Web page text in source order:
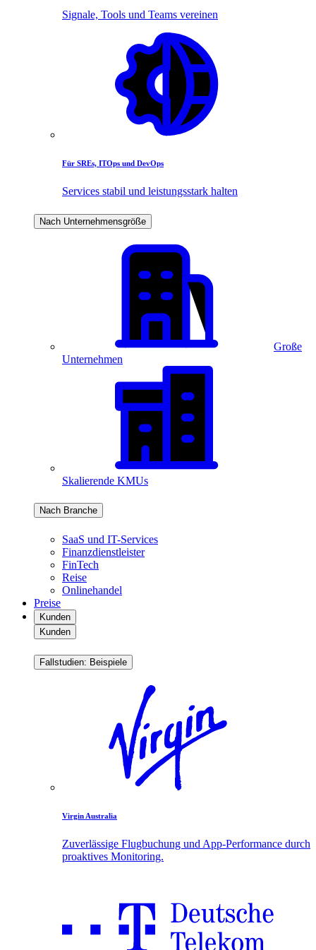
Signale, Tools und Teams vereinen
Für SREs, ITOps und DevOps
Services stabil und leistungsstark halten
Nach Unternehmensgröße
Große
Unternehmen
Skalierende KMUs
Nach Branche
SaaS und IT-Services
Finanzdienstleister
FinTech
Reise
Onlinehandel
Preise
Kunden
Kunden
Fallstudien: Beispiele
Virgin Australia
Zuverlässige Flugbuchung und App-Performance durch
proaktives Monitoring.